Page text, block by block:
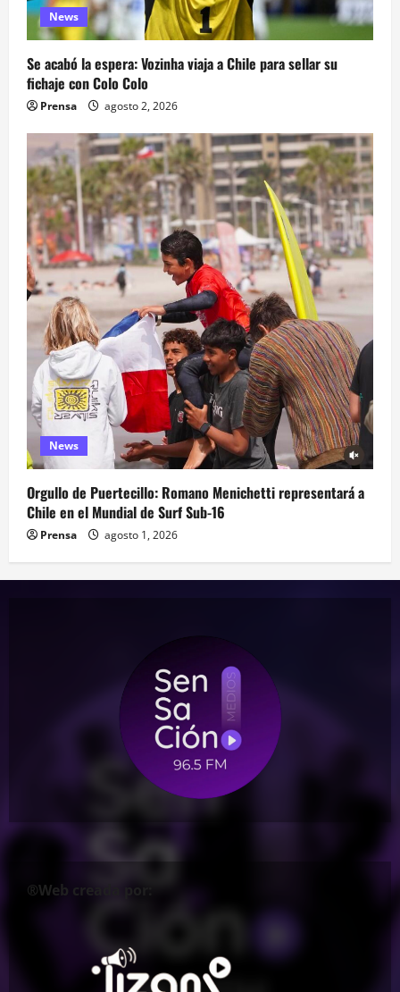
News
Se acabó la espera: Vozinha viaja a Chile para sellar su
fichaje con Colo Colo
Prensa agosto 2, 2026
News
Orgullo de Puertecillo: Romano Menichetti representará a
Chile en el Mundial de Surf Sub-16
Prensa agosto 1, 2026
®Web creada por: